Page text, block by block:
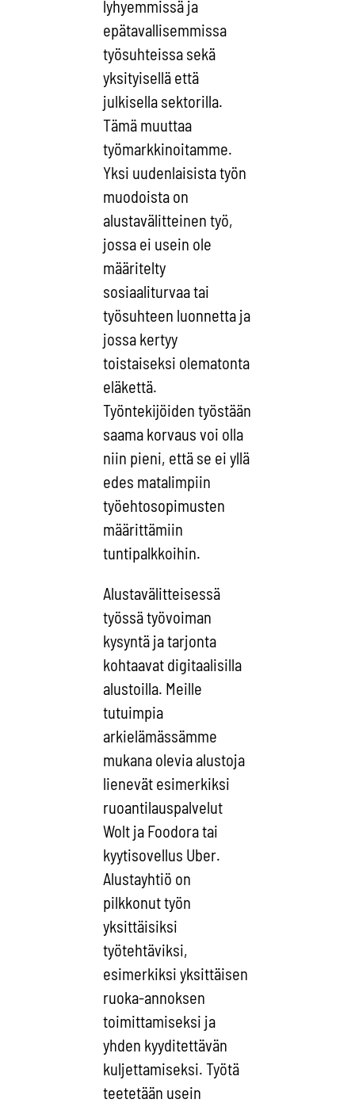
lyhyemmissä ja
epätavallisemmissa
työsuhteissa sekä
yksityisellä että
julkisella sektorilla.
Tämä muuttaa
työmarkkinoitamme.
Yksi uudenlaisista työn
muodoista on
alustavälitteinen työ,
jossa ei usein ole
määritelty
sosiaaliturvaa tai
työsuhteen luonnetta ja
jossa kertyy
toistaiseksi olematonta
eläkettä.
Työntekijöiden työstään
saama korvaus voi olla
niin pieni, että se ei yllä
edes matalimpiin
työehtosopimusten
määrittämiin
tuntipalkkoihin.
Alustavälitteisessä
työssä työvoiman
kysyntä ja tarjonta
kohtaavat digitaalisilla
alustoilla. Meille
tutuimpia
arkielämässämme
mukana olevia alustoja
lienevät esimerkiksi
ruoantilauspalvelut
Wolt ja Foodora tai
kyytisovellus Uber.
Alustayhtiö on
pilkkonut työn
yksittäisiksi
työtehtäviksi,
esimerkiksi yksittäisen
ruoka-annoksen
toimittamiseksi ja
yhden kyyditettävän
kuljettamiseksi. Työtä
teetetään usein